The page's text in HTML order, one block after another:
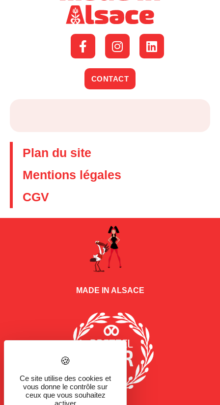
CONTACT
Plan du site
Mentions légales
CGV
MADE IN ALSACE
Ce site utilise des cookies et
vous donne le contrôle sur
ceux que vous souhaitez
activer